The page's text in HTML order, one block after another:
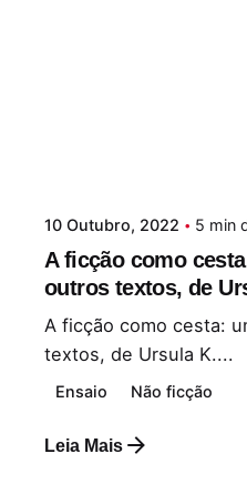
10 Outubro, 2022 5 min
A ficção como
outros textos, de
A ficção como cesta:
textos, de Ursula K....
Ensaio Não ficção
Leia Mais